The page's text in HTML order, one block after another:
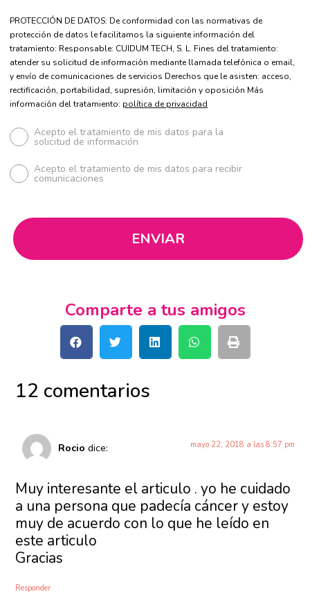
PROTECCIÓN DE DATOS: De conformidad con las normativas de
protección de datos le facilitamos la siguiente información del
tratamiento: Responsable: CUIDUM TECH, S. L. Fines del tratamiento:
atender su solicitud de información mediante llamada telefónica o email,
y envío de comunicaciones de servicios Derechos que le asisten: acceso,
rectificación, portabilidad, supresión, limitación y oposición Más
información del tratamiento: política de privacidad
Acepto el tratamiento de mis datos para la
solicitud de información
Acepto el tratamiento de mis datos para recibir
comunicaciones
Comparte a tus amigos
12 comentarios
Rocio dice: mayo 22, 2018 a las 8:57 pm
Muy interesante el articulo . yo he cuidado
a una persona que padecía cáncer y estoy
muy de acuerdo con lo que he leído en
este articulo
Gracias
Responder